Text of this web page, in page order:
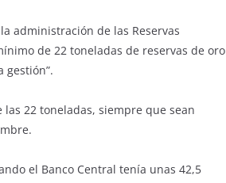
administración de las Reservas
de 22 toneladas de reservas de oro
gestión”.
22 toneladas, siempre que sean
el Banco Central tenía unas 42,5